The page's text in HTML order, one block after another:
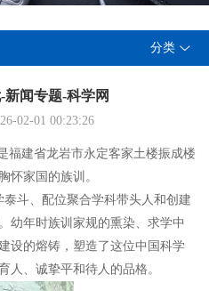
分类
新闻专题-科学网
02-01 00:23:26
建省龙岩市永定客家土楼振成楼
怀家国的族训。
斗、配位聚合学科带头人和创建
幼年时族训家规的熏染、求学中
设的熔铸，塑造了这位中国科学
人、诚挚平和待人的品格。